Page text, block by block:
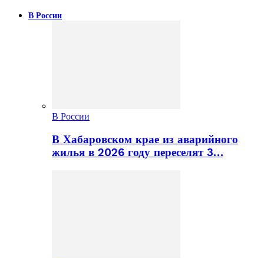
В России
В России
В Хабаровском крае из аварийного
жилья в 2026 году переселят 3…